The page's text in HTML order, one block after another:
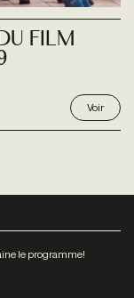
Film
Voir
le programme!